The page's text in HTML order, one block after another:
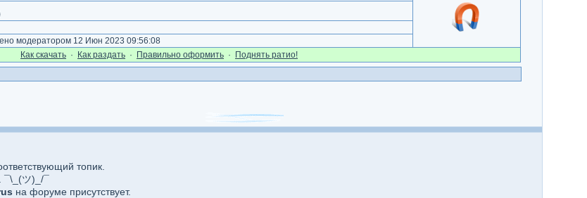
модератором 12 Июн 2023 09:56:08
Как cкачать · Как раздать · Правильно оформить · Поднять ратио!
топик.
¯\_(ツ)_/¯
на форуме присутствует.